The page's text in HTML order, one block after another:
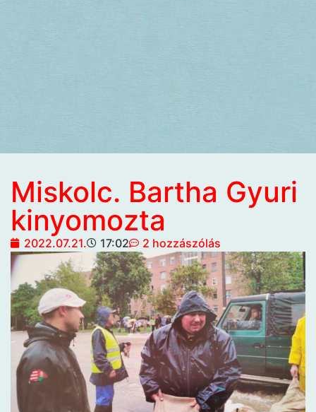
Miskolc. Bartha Gyuri
kinyomozta
2022.07.21. 17:02 2 hozzászólás